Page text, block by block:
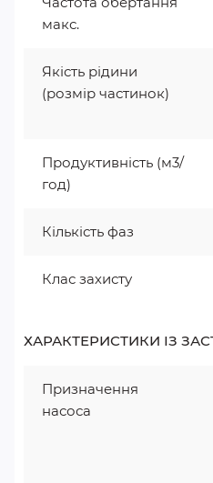
макс.
Якість рідини
(розмір частинок)
Продуктивність (м3/
год)
Кількість фаз
Клас захисту
ХАРАКТЕРИСТИКИ ІЗ
Призначення
насоса